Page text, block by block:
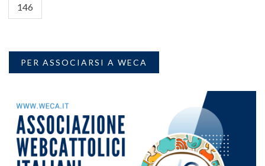
146
PER ASSOCIARSI A WECA